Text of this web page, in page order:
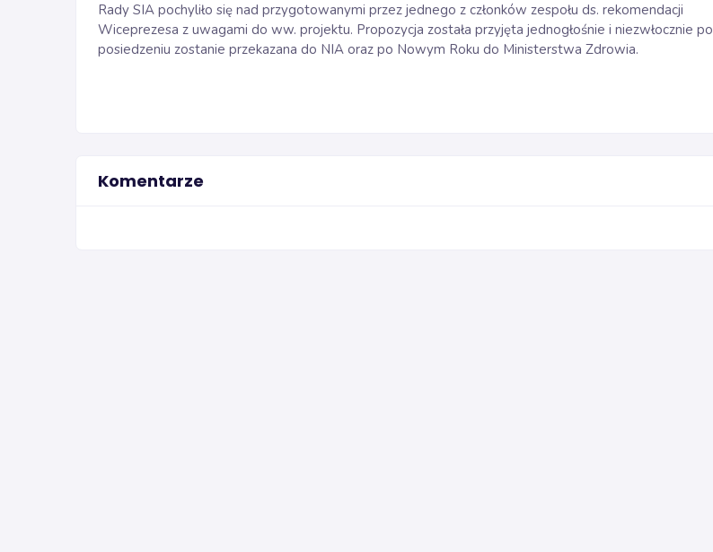
Rady SIA pochyliło się nad przygotowanymi przez jednego z członków zespołu ds. rekomendacji
Wiceprezesa z uwagami do ww. projektu. Propozycja została przyjęta jednogłośnie i niezwłocznie po
posiedzeniu zostanie przekazana do NIA oraz po Nowym Roku do Ministerstwa Zdrowia.
Komentarze